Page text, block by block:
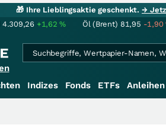
🎁 Ihre Lieblingsaktie geschenkt.→
4.309,26 +1,62% Öl (Brent) 81,95 -1,90
Indizes Fonds ETFs Anleihen